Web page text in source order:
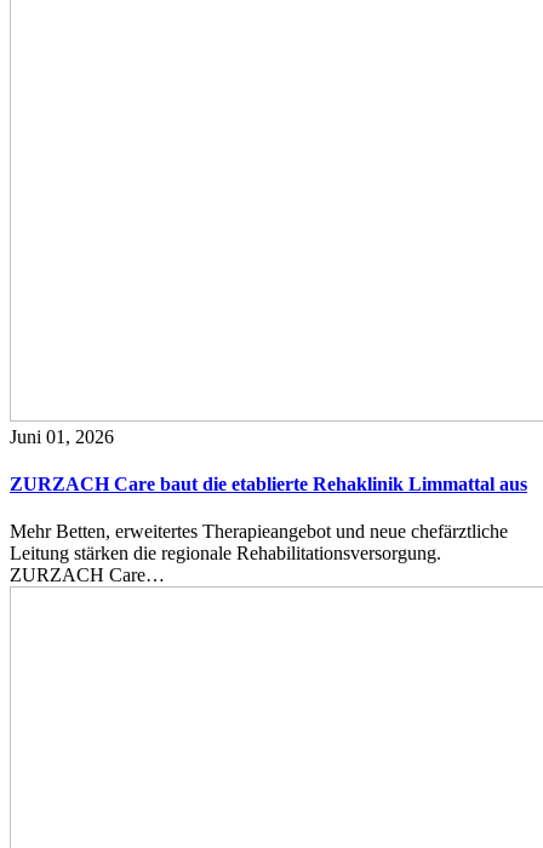
Juni 01, 2026
ZURZACH Care baut die etablierte Rehaklinik Limmattal aus
Mehr Betten, erweitertes Therapieangebot und neue chefärztliche
Leitung stärken die regionale Rehabilitationsversorgung.
ZURZACH Care…